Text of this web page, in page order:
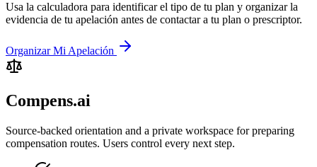
Usa la calculadora para identificar el tipo de tu plan y organizar la
evidencia de tu apelación antes de contactar a tu plan o prescriptor.
Organizar Mi Apelación
Compens.ai
Source-backed orientation and a private workspace for preparing
compensation routes. Users control every next step.